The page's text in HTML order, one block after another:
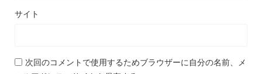
サイト
次回のコメントで使用するためブラウザーに自分の名前、メ